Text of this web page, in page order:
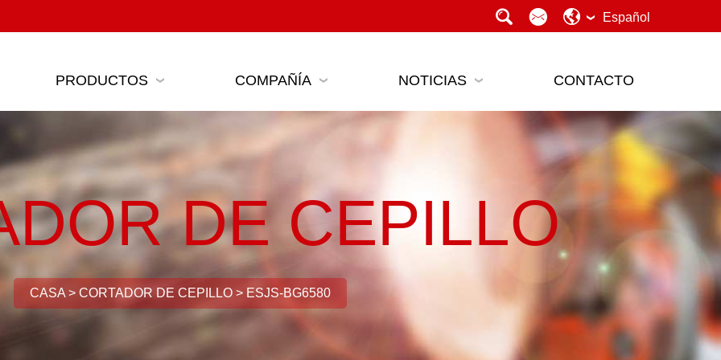
Español
PRODUCTOS COMPAÑÍA NOTICIAS CONTACTO
DE CEPILLO
CASA > CORTADOR DE CEPILLO > ESJS-BG6580